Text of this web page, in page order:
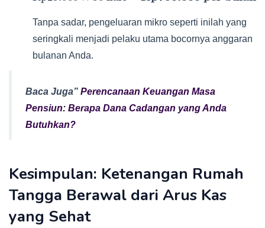
Tanpa sadar, pengeluaran mikro seperti inilah yang
seringkali menjadi pelaku utama bocornya anggaran
bulanan Anda.
Baca Juga” Perencanaan Keuangan Masa
Pensiun: Berapa Dana Cadangan yang Anda
Butuhkan?
Kesimpulan: Ketenangan Rumah
Tangga Berawal dari Arus Kas
yang Sehat